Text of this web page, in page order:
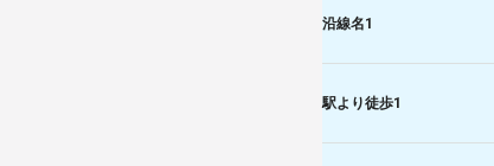
沿線名1
駅より徒歩1